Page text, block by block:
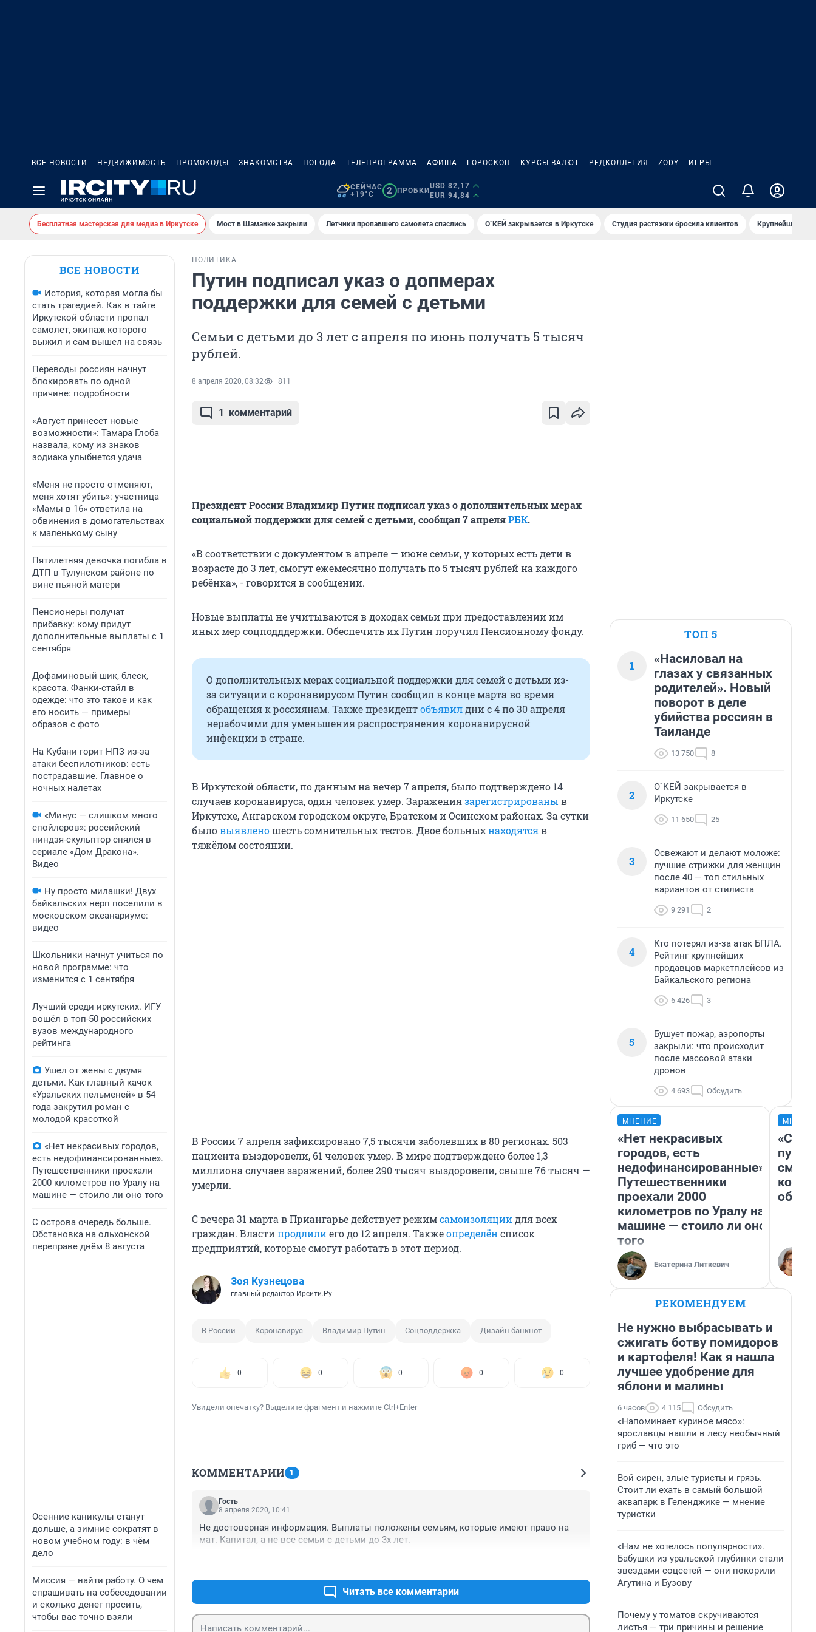
ВСЕ НОВОСТИ НЕДВИЖИМОСТЬ ПРОМОКОДЫ ЗНАКОМСТВА ПОГОДА ТЕЛЕПРОГРАММА АФИША ГОРОСКОП КУРСЫ ВАЛЮТ РЕДКОЛЛЕГИЯ ZODY ИГРЫ
СЕЙЧАС
+19°C
2 ПРОБКИ
USD 82,17
EUR 94,84
Бесплатная мастерская для медиа в Иркутске Мост в Шаманке закрыли Летчики пропавшего самолета спаслись О`КЕЙ закрывается в Иркутске Студия растяжки бросила клиентов Крупнейшие
ВСЕ НОВОСТИ
История, которая могла бы
стать трагедией. Как в тайге
Иркутской области пропал
самолет, экипаж которого
выжил и сам вышел на связь
Переводы россиян начнут
блокировать по одной
причине: подробности
«Август принесет новые
возможности»: Тамара Глоба
назвала, кому из знаков
зодиака улыбнется удача
«Меня не просто отменяют,
меня хотят убить»: участница
«Мамы в 16» ответила на
обвинения в домогательствах
к маленькому сыну
Пятилетняя девочка погибла в
ДТП в Тулунском районе по
вине пьяной матери
Пенсионеры получат
прибавку: кому придут
дополнительные выплаты с 1
сентября
Дофаминовый шик, блеск,
красота. Фанки-стайл в
одежде: что это такое и как
его носить — примеры
образов с фото
На Кубани горит НПЗ из-за
атаки беспилотников: есть
пострадавшие. Главное о
ночных налетах
«Минус — слишком много
спойлеров»: российский
ниндзя-скульптор снялся в
сериале «Дом Дракона».
Видео
Ну просто милашки! Двух
байкальских нерп поселили в
московском океанариуме:
видео
Школьники начнут учиться по
новой программе: что
изменится с 1 сентября
Лучший среди иркутских. ИГУ
вошёл в топ-50 российских
вузов международного
рейтинга
Ушел от жены с двумя
детьми. Как главный качок
«Уральских пельменей» в 54
года закрутил роман с
молодой красоткой
«Нет некрасивых городов,
есть недофинансированные».
Путешественники проехали
2000 километров по Уралу на
машине — стоило ли оно того
С острова очередь больше.
Обстановка на ольхонской
переправе днём 8 августа
Осенние каникулы станут
дольше, а зимние сократят в
новом учебном году: в чём
дело
Миссия — найти работу. О чем
спрашивать на собеседовании
и сколько денег просить,
чтобы вас точно взяли
ПОЛИТИКА
Путин подписал указ о допмерах
поддержки для семей с детьми
Семьи с детьми до 3 лет с апреля по июнь получать 5 тысяч
рублей.
8 апреля 2020, 08:32 811
1 комментарий
Президент России Владимир Путин подписал указ о дополнительных мерах
социальной поддержки для семей с детьми, сообщал 7 апреляРБК.
«В соответствии с документом в апреле — июне семьи, у которых есть дети в
возрасте до 3 лет, смогут ежемесячно получать по 5 тысяч рублей на каждого
ребёнка», - говорится в сообщении.
Новые выплаты не учитываются в доходах семьи при предоставлении им
иных мер соцподддержки. Обеспечить их Путин поручил Пенсионному фонду.
О дополнительных мерах социальной поддержки для семей с детьми из-
за ситуации с коронавирусом Путин сообщил в конце марта во время
обращения к россиянам. Также президентобъявил дни с 4 по 30 апреля
нерабочими для уменьшения распространения коронавирусной
инфекции в стране.
В Иркутской области, по данным на вечер 7 апреля, было подтверждено 14
случаев коронавируса, один человек умер. Заражениязарегистрированы в
Иркутске, Ангарском городском округе, Братском и Осинском районах. За сутки
быловыявленошесть сомнительных тестов. Двое больныхнаходятсяв
тяжёлом состоянии.
В России 7 апреля зафиксировано 7,5 тысячи заболевших в 80 регионах. 503
пациента выздоровели, 61 человек умер. В мире подтверждено более 1,3
миллиона случаев заражений, более 290 тысяч выздоровели, свыше 76 тысяч —
умерли.
С вечера 31 марта в Приангарье действует режимсамоизоляциидля всех
граждан. Властипродлилиего до 12 апреля. Такжеопределёнсписок
предприятий, которые смогут работать в этот период.
Зоя Кузнецова
главный редактор Ирсити.Ру
В России Коронавирус Владимир Путин Соцподдержка Дизайн банкнот
0 0 0 0 0
Увидели опечатку? Выделите фрагмент и нажмите Ctrl+Enter
КОММЕНТАРИИ 1
Гость
8 апреля 2020, 10:41
Не достоверная информация. Выплаты положены семьям, которые имеют право на
мат. Капитал, а не все семьи с детьми до 3х лет.
Читать все комментарии
ТОП 5
1
«Насиловал на
глазах у связанных
родителей». Новый
поворот в деле
убийства россиян в
Таиланде
13 750 8
2
О`КЕЙ закрывается в
Иркутске
11 650 25
3
Освежают и делают моложе:
лучшие стрижки для женщин
после 40 — топ стильных
вариантов от стилиста
9 291 2
4
Кто потерял из-за атак БПЛА.
Рейтинг крупнейших
продавцов маркетплейсов из
Байкальского региона
6 426 3
5
Бушует пожар, аэропорты
закрыли: что происходит
после массовой атаки
дронов
4 693 Обсудить
МНЕНИЕ
«Нет некрасивых
городов, есть
недофинансированные».
Путешественники
проехали 2000
километров по Уралу на
машине — стоило ли оно
того
Екатерина Литкевич
РЕКОМЕНДУЕМ
Не нужно выбрасывать и
сжигать ботву помидоров
и картофеля! Как я нашла
лучшее удобрение для
яблони и малины
6 часов 4 115 Обсудить
«Напоминает куриное мясо»:
ярославцы нашли в лесу необычный
гриб — что это
Вой сирен, злые туристы и грязь.
Стоит ли ехать в самый большой
аквапарк в Геленджике — мнение
туристки
«Нам не хотелось популярности».
Бабушки из уральской глубинки стали
звездами соцсетей — они покорили
Агутина и Бузову
Почему у томатов скручиваются
листья — три причины и решение